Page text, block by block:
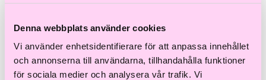
Denna webbplats använder cookies
Vi använder enhetsidentifierare för att anpassa innehållet
och annonserna till användarna, tillhandahålla funktioner
för sociala medier och analysera vår trafik. Vi